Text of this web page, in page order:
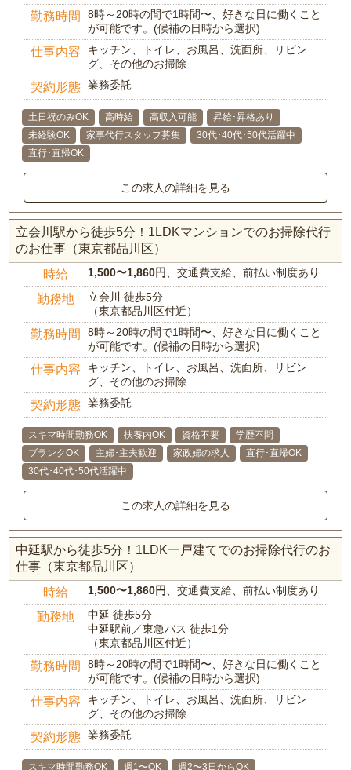
勤務時間
8時～20時の間で1時間〜、好きな日に働くこと
が可能です。(候補の日時から選択)
仕事内容
キッチン、トイレ、お風呂、洗面所、リビン
グ、その他のお掃除
契約形態 業務委託
土日祝のみOK 高時給 高収入可能
昇給･昇格あり
未経験OK
家事代行スタッフ募集
30代･40代･50代活躍中
直行･直帰OK
この求人の詳細を見る
立会川駅から徒歩5分！1LDKマンションでのお掃除代行
のお仕事（東京都品川区）
時給 1,500〜1,860円 、交通費支給、前払い制度あり
勤務地
立会川 徒歩5分
（東京都品川区付近）
勤務時間
8時～20時の間で1時間〜、好きな日に働くこと
が可能です。(候補の日時から選択)
仕事内容
キッチン、トイレ、お風呂、洗面所、リビン
グ、その他のお掃除
契約形態 業務委託
スキマ時間勤務OK 扶養内OK 資格不要
学歴不問
ブランクOK
主婦･主夫歓迎 家政婦の求人
直行･直帰OK
30代･40代･50代活躍中
この求人の詳細を見る
中延駅から徒歩5分！1LDK一戸建てでのお掃除代行のお
仕事（東京都品川区）
時給 1,500〜1,860円 、交通費支給、前払い制度あり
勤務地
中延 徒歩5分
中延駅前／東急バス 徒歩1分
（東京都品川区付近）
勤務時間
8時～20時の間で1時間〜、好きな日に働くこと
が可能です。(候補の日時から選択)
仕事内容
キッチン、トイレ、お風呂、洗面所、リビン
グ、その他のお掃除
契約形態 業務委託
スキマ時間勤務OK 週1〜OK 週2〜3日からOK